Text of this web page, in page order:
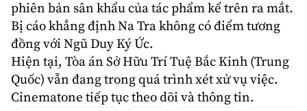
phiên bản sân khẩu của tác phẩm kể trên ra mắt.
Bị cáo khẳng định Na Tra không có điểm tương
đồng với Ngũ Duy Ký Ức.
Hiện tại, Tòa án Sở Hữu Trí Tuệ Bắc Kinh (Trung
Quốc) vẫn đang trong quá trình xét xử vụ việc.
Cinematone tiếp tục theo dõi và thông tin.